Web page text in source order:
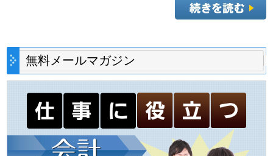
無料メールマガジン